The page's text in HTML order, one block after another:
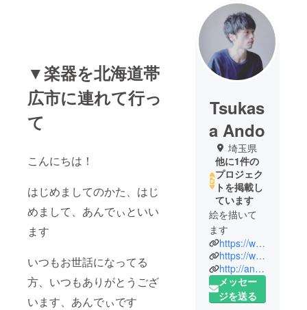
▼楽器を北海道帯
広市に連れて行っ
て
こんにちは！
はじめましてのかた、はじ
めまして、あんでぃといい
ます
いつもお世話になってる
方、いつもありがとうござ
います、あんでぃです
Tsukas
a Ando
埼玉県
他に1件の
プロジェク
トを掲載し
ています
絵を描いて
ます
https://www.facebook.com/andykotodama
https://www.instagram.com/andy.tsukasa/
http://andyshopin.thebase.in
メッセー
ジを送る